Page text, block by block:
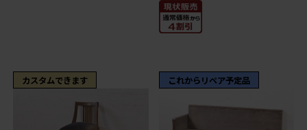
カスタムできます これからリペア予定品